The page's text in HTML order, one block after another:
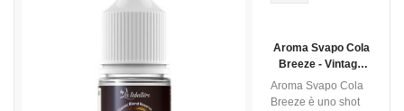
Aroma Svapo Cola
Breeze - Vintage
Tobacco - Mini Shot
10ml
Aroma Svapo Cola
Breeze è uno shot